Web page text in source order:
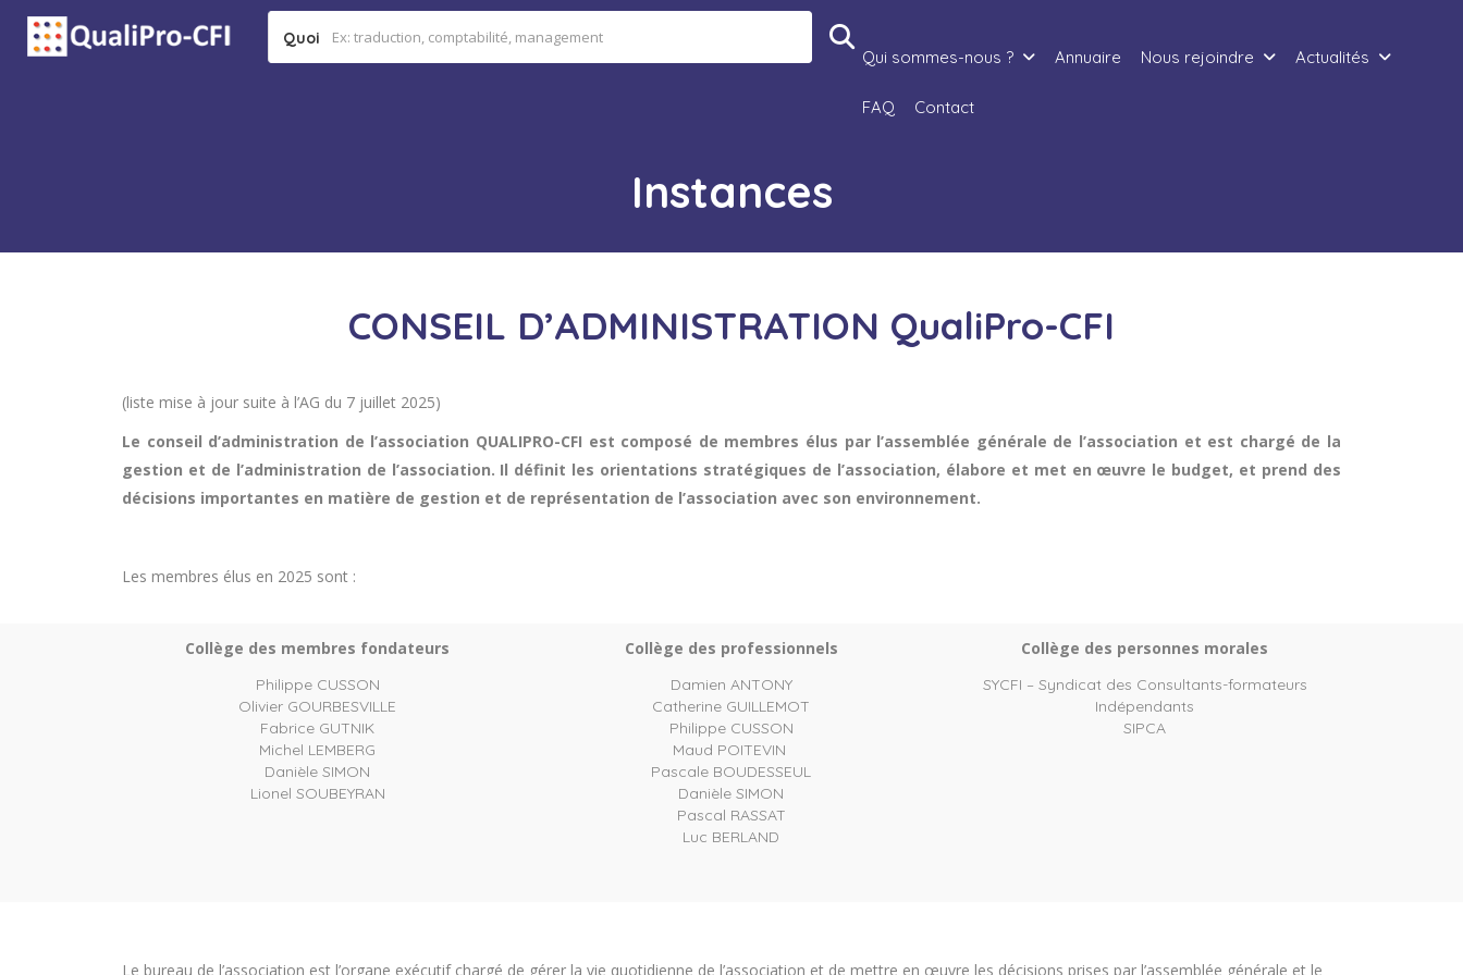
Quoi
Qui sommes-nous ? Annuaire Nous rejoindre Actualités
FAQ Contact
Instances
CONSEIL D’ADMINISTRATION QualiPro-CFI
(liste mise à jour suite à l’AG du 7 juillet 2025)
Le conseil d’administration de l’association QUALIPRO-CFI est composé de membres élus par l’assemblée générale de l’association et est chargé de la
gestion et de l’administration de l’association. Il définit les orientations stratégiques de l’association, élabore et met en œuvre le budget, et prend des
décisions importantes en matière de gestion et de représentation de l’association avec son environnement.
Les membres élus en 2025 sont :
Collège des membres fondateurs
Philippe CUSSON
Olivier GOURBESVILLE
Fabrice GUTNIK
Michel LEMBERG
Danièle SIMON
Lionel SOUBEYRAN
Collège des professionnels
Damien ANTONY
Catherine GUILLEMOT
Philippe CUSSON
Maud POITEVIN
Pascale BOUDESSEUL
Danièle SIMON
Pascal RASSAT
Luc BERLAND
Collège des personnes morales
SYCFI – Syndicat des Consultants-formateurs
Indépendants
SIPCA
Le bureau de l’association est l’organe exécutif chargé de gérer la vie quotidienne de l’association et de mettre en œuvre les décisions prises par l’assemblée générale et le